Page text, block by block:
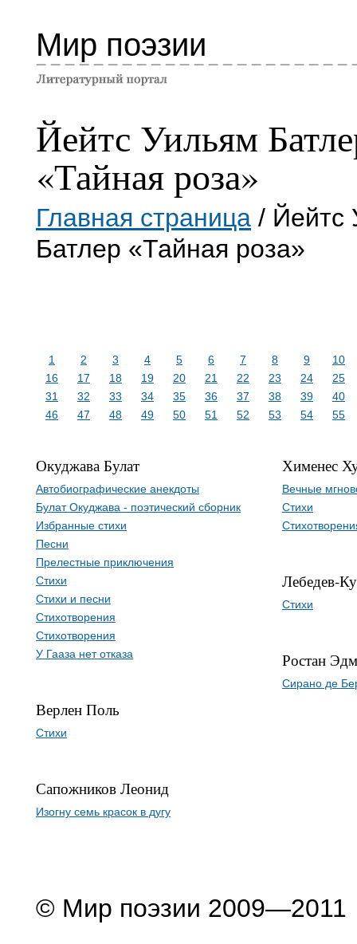
Мир поэзии
Йейтс Уильям
«Тайная роза»
Главная страница / Йейтс
Батлер «Тайная роза»
1 2 3 4 5 6 7 8 9
10
16
17 18 19 20 21 22 23 24
25
31
32 33 34 35 36 37 38 39
40
46
47 48 49 50 51 52 53 54 55
Окуджава Булат
Автобиографические анекдоты
Булат Окуджава - поэтический сборник
Избранные стихи
Песни
Прелестные приключения
Стихи
Стихи и песни
Стихотворения
Стихотворения
У Гааза нет отказа
Верлен Поль
Стихи
Сапожников Леонид
Изогну семь красок в дугу
Хименес
Вечные
Стихи
Лебедев-
Стихи
Ростан
Сирано де
© Мир поэзии 2009—2011